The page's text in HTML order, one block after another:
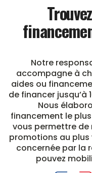
Notre
accompagne à
aides ou
de financer jusqu’à
Nous
financement le
vous permettre de
promotions au
concernée par la
pouvez